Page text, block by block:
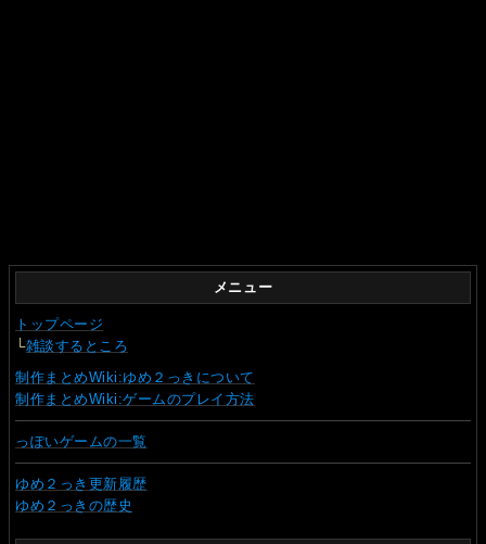
メニュー
トップページ
└雑談するところ
制作まとめWiki:ゆめ２っきについて
制作まとめWiki:ゲームのプレイ方法
っぽいゲームの一覧
ゆめ２っき更新履歴
ゆめ２っきの歴史